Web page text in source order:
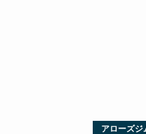
アローズジ